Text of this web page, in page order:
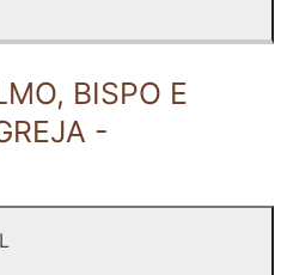
BISPO E
-